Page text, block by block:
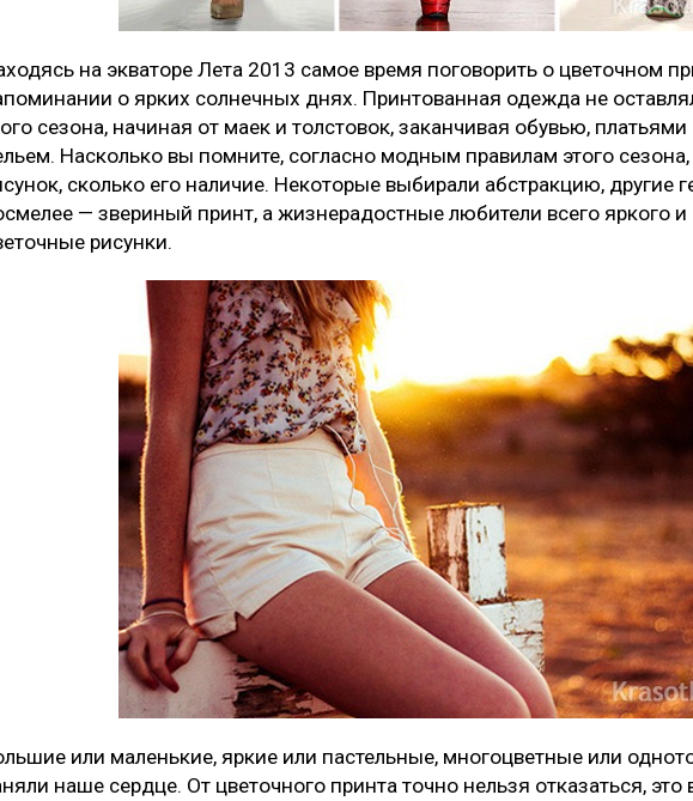
на экваторе Лета 2013 самое время поговорить о цветочном
о ярких солнечных днях. Принтованная одежда не
сезона, начиная от маек и толстовок, заканчивая обувью,
Насколько вы помните, согласно модным правилам этого
сколько его наличие. Некоторые выбирали абстракцию, другие
— звериный принт, а жизнерадостные любители всего яркого
рисунки.
или маленькие, яркие или пастельные, многоцветные или
наше сердце. От цветочного принта точно нельзя отказаться,